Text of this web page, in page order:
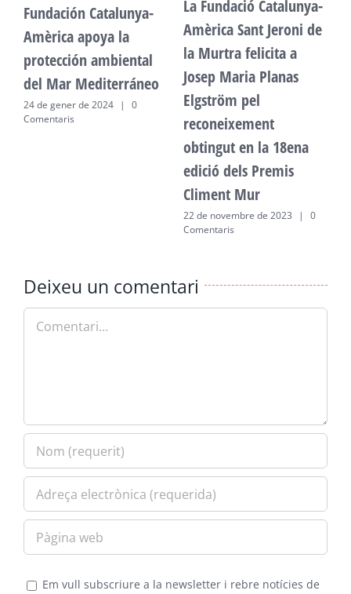
Fundación Catalunya-
Amèrica apoya la
protección ambiental
del Mar Mediterráneo
24 de gener de 2024 |
0
Comentaris
La Fundació Catalunya-
Amèrica Sant Jeroni de
la Murtra felicita a
Josep Maria Planas
Elgström pel
reconeixement
obtingut en la 18ena
edició dels Premis
Climent Mur
22 de novembre de 2023 |
0
Comentaris
Deixeu un comentari
Em vull subscriure a la newsletter i rebre notícies de